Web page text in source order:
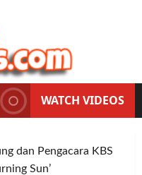
WATCH VIDEOS
dan Pengacara KBS
Sun’